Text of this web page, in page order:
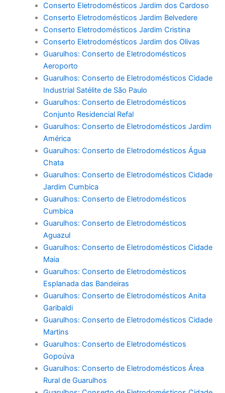
Conserto Eletrodomésticos Jardim dos Cardoso
Conserto Eletrodomésticos Jardim Belvedere
Conserto Eletrodomésticos Jardim Cristina
Conserto Eletrodomésticos Jardim dos Olivas
Guarulhos: Conserto de Eletrodomésticos
Aeroporto
Guarulhos: Conserto de Eletrodomésticos Cidade
Industrial Satélite de São Paulo
Guarulhos: Conserto de Eletrodomésticos
Conjunto Residencial Refal
Guarulhos: Conserto de Eletrodomésticos Jardim
América
Guarulhos: Conserto de Eletrodomésticos Água
Chata
Guarulhos: Conserto de Eletrodomésticos Cidade
Jardim Cumbica
Guarulhos: Conserto de Eletrodomésticos
Cumbica
Guarulhos: Conserto de Eletrodomésticos
Aguazul
Guarulhos: Conserto de Eletrodomésticos Cidade
Maia
Guarulhos: Conserto de Eletrodomésticos
Esplanada das Bandeiras
Guarulhos: Conserto de Eletrodomésticos Anita
Garibaldi
Guarulhos: Conserto de Eletrodomésticos Cidade
Martins
Guarulhos: Conserto de Eletrodomésticos
Gopoúva
Guarulhos: Conserto de Eletrodomésticos Área
Rural de Guarulhos